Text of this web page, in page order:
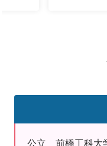
この度は、中能登良
て、ありがとうござ
地域密着型の個別指
であるよう、心がけ
公立 前橋工科大